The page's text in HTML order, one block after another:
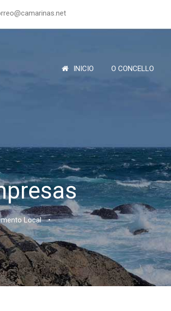
INICIO O CONCELLO
Local •